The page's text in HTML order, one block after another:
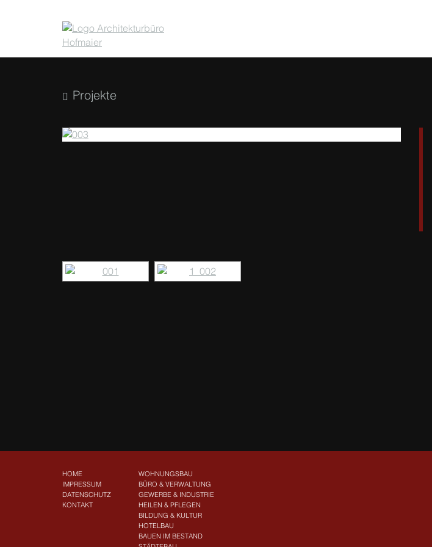
Projekte
HOME
IMPRESSUM
DATENSCHUTZ
KONTAKT
WOHNUNGSBAU
BÜRO & VERWALTUNG
GEWERBE & INDUSTRIE
HEILEN & PFLEGEN
BILDUNG & KULTUR
HOTELBAU
BAUEN IM BESTAND